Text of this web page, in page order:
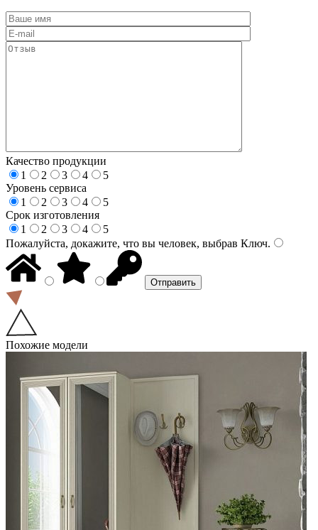
Качество продукции
1
2 3 4
5
Уровень сервиса
1
2 3 4
5
Срок изготовления
1
2 3 4
5
Пожалуйста, докажите, что вы человек, выбрав Ключ.
Похожие модели